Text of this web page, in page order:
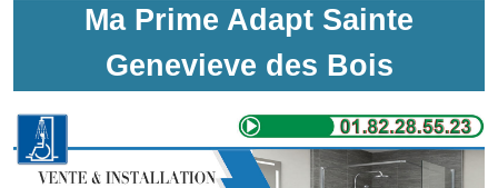
Ma Prime Adapt Sainte
Genevieve des Bois